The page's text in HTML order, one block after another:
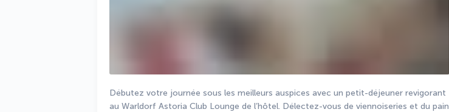
Débutez votre journée sous les meilleurs auspices avec un petit-déjeuner revigorant
au Warldorf Astoria Club Lounge de l’hôtel. Délectez-vous de viennoiseries et du pain